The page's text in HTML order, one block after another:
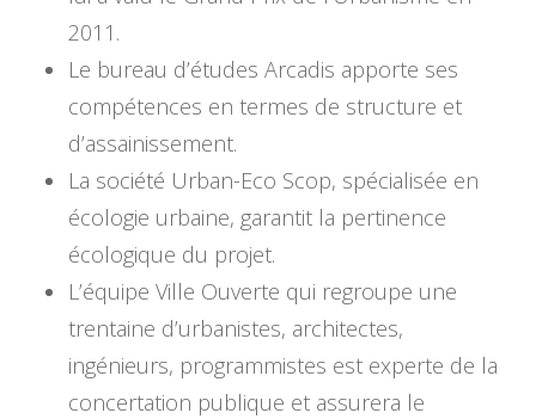
2011.
Le bureau d’études Arcadis apporte ses
compétences en termes de structure et
d’assainissement.
La société Urban-Eco Scop, spécialisée en
écologie urbaine, garantit la pertinence
écologique du projet.
L’équipe Ville Ouverte qui regroupe une
trentaine d’urbanistes, architectes,
ingénieurs, programmistes est experte de la
concertation publique et assurera le